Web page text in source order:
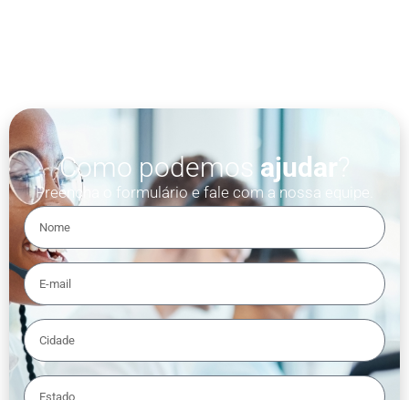
Como podemos ajudar
Preencha o formulário e fale com a nossa equipe.